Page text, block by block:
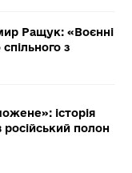
Ращук: «Воєнні
з
історія
полон